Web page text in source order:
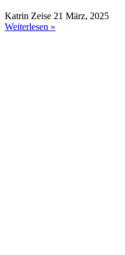
Katrin Zeise 21 März, 2025
Weiterlesen »